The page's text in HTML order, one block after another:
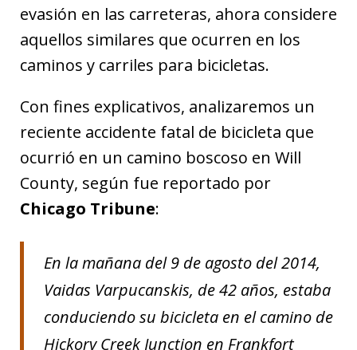
evasión en las carreteras, ahora considere
aquellos similares que ocurren en los
caminos y carriles para bicicletas.
Con fines explicativos, analizaremos un
reciente accidente fatal de bicicleta que
ocurrió en un camino boscoso en Will
County, según fue reportado por
Chicago Tribune:
En la mañana del 9 de agosto del 2014,
Vaidas Varpucanskis, de 42 años, estaba
conduciendo su bicicleta en el camino de
Hickory Creek Junction en Frankfort